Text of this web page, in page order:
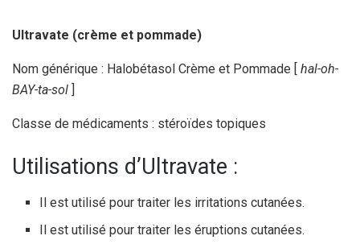
Ultravate (crème et pommade)
Nom générique : Halobétasol Crème et Pommade [ hal-oh-
BAY-ta-sol ]
Classe de médicaments : stéroïdes topiques
Utilisations d’Ultravate :
Il est utilisé pour traiter les irritations cutanées.
Il est utilisé pour traiter les éruptions cutanées.